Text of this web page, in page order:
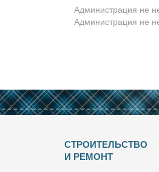
Администрация не
Администрация не
СТРОИТЕЛЬСТВО
И РЕМОНТ